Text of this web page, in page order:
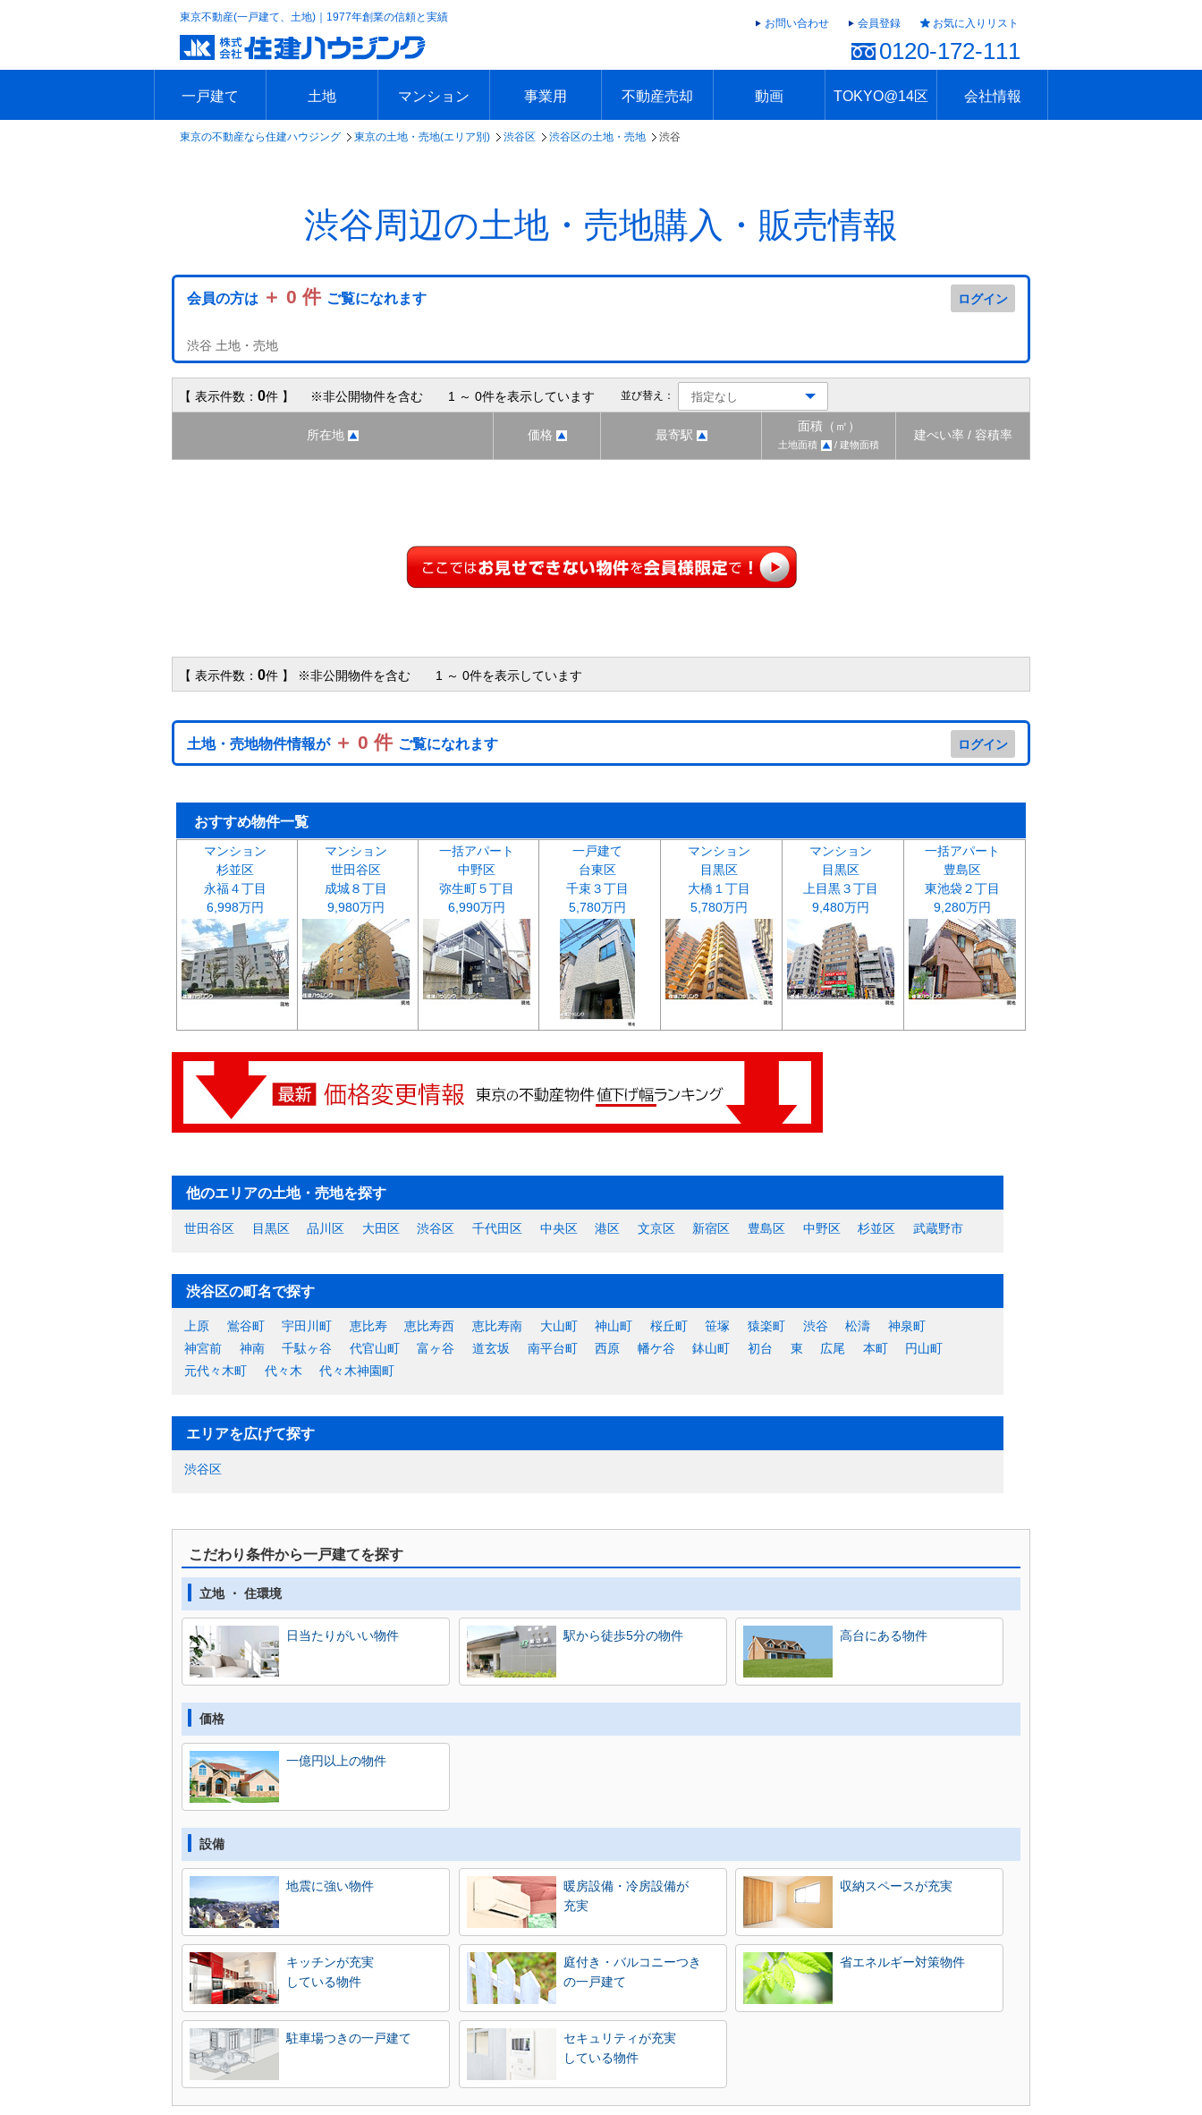
東京不動産(一戸建て、土地)｜1977年創業の信頼と実績
お問い合わせ 会員登録 お気に入りリスト
0120-172-111
一戸建て
エリアで探す
沿線で探す
新築一戸建て
中古一戸建て
本日の新着物件
今週の新着物件
土地
エリアで探す
沿線で探す
本日の新着物件
今週の新着物件
マンション
エリアで探す
沿線で探す
本日の新着物件
今週の新着物件
事業用
エリアで探す
沿線で探す
本日の新着物件
今週の新着物件
不動産売却
不動産売却トップ
簡単無料査定
不動産売却の流れ
不動産売却 Q&A
海外からの不動産売買
動画 TOKYO@14区 会社情報
東京の不動産なら住建ハウジング 東京の土地・売地(エリア別) 渋谷区 渋谷区の土地・売地 渋谷
渋谷周辺の土地・売地購入・販売情報
会員の方は ＋ 0 件 ご覧になれます ログイン
渋谷 土地・売地
【 表示件数： 0件 】 ※非公開物件を含む 1 ～ 0件を表示しています 並び替え：
所在地 価格 最寄駅
面積（㎡）
土地面積 / 建物面積
建ぺい率 / 容積率
【 表示件数： 0件 】 ※非公開物件を含む 1 ～ 0件を表示しています
土地・売地物件情報が ＋ 0 件 ご覧になれます ログイン
おすすめ物件一覧
マンション
杉並区
永福４丁目
6,998万円
マンション
世田谷区
成城８丁目
9,980万円
一括アパート
中野区
弥生町５丁目
6,990万円
一戸建て
台東区
千束３丁目
5,780万円
マンション
目黒区
大橋１丁目
5,780万円
マンション
目黒区
上目黒３丁目
9,480万円
一括アパート
豊島区
東池袋２丁目
9,280万円
他のエリアの土地・売地を探す
世田谷区 目黒区 品川区 大田区 渋谷区 千代田区 中央区 港区 文京区 新宿区 豊島区 中野区 杉並区 武蔵野市
渋谷区の町名で探す
上原 鴬谷町 宇田川町 恵比寿 恵比寿西 恵比寿南 大山町 神山町 桜丘町 笹塚 猿楽町 渋谷 松濤
神泉町
神宮前
神南 千駄ヶ谷 代官山町 富ヶ谷 道玄坂 南平台町 西原 幡ケ谷 鉢山町 初台 東 広尾 本町
円山町
元代々木町
代々木 代々木神園町
エリアを広げて探す
渋谷区
こだわり条件から一戸建てを探す
立地 ・ 住環境
日当たりがいい物件 駅から徒歩5分の物件 高台にある物件
価格
一億円以上の物件
設備
地震に強い物件
暖房設備・冷房設備が
充実
収納スペースが充実
キッチンが充実
している物件
庭付き・バルコニーつき
の一戸建て
省エネルギー対策物件
駐車場つきの一戸建て
セキュリティが充実
している物件